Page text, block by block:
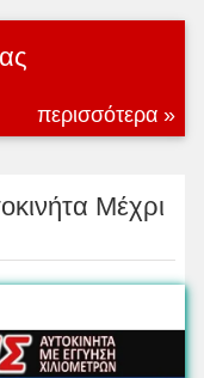
περισσότερα »
Μέχρι